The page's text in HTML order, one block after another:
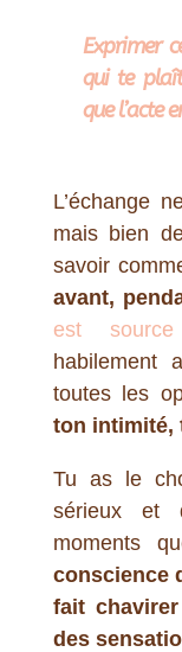
Exprimer
qui te
que l’acte
L’échange
mais bien
savoir
avant,
est
habilement
toutes les
ton intimité,
Tu as le
sérieux et
moments
conscience
fait
des